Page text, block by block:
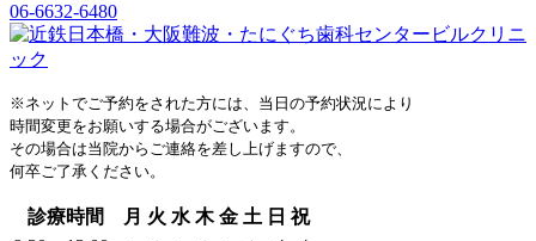
06-6632-6480
※ネットでご予約をされた方には、当日の予約状況により
時間変更をお願いする場合がございます。
その場合は当院からご連絡を差し上げますので、
何卒ご了承ください。
診療時間 月 火 水 木 金 土 日 祝